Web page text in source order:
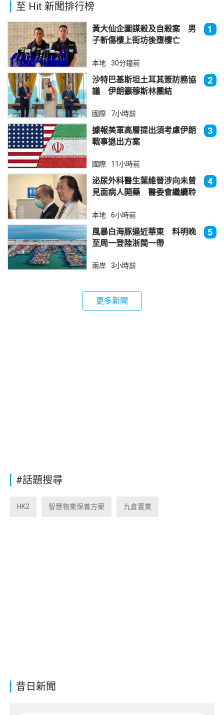
昔日新聞
至 Hit 新聞排行榜
黃大仙企圖謀殺及自殺案 男
子斬傷樓上街坊後墮樓亡
1
本地 30分鐘前
沙特巴基斯坦土耳其簽防務協
議 伊朗籲穆斯林團結
2
國際 7小時前
據報美軍高層提出須考慮伊朗
戰事退出方案
3
國際 11小時前
泌尿外科醫生葉維晉涉向未曾
見面病人開藥 醫委會繼續聆
4
本地 6小時前
風暴白海豚逼近華東 料明晚
至周一登陸浙閩一帶
5
兩岸 3小時前
更多新聞
#話題搜尋
HK2 智慧物業保養方案 九倉置業